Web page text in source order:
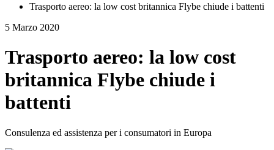
Trasporto aereo: la low cost britannica Flybe chiude i battenti
5 Marzo 2020
Trasporto aereo: la low cost
britannica Flybe chiude i
battenti
Consulenza ed assistenza per i consumatori in Europa